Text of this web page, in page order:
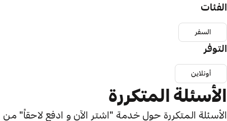
الفئات
السفر
التوفر
أونلاين
الأسئلة المتكررة
الأسئلة المتكررة حول خدمة "اشترِ الآن و ادفع لاحقاً" من